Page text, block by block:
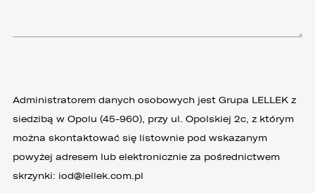
Administratorem danych osobowych jest Grupa LELLEK z
siedzibą w Opolu (45-960), przy ul. Opolskiej 2c, z którym
można skontaktować się listownie pod wskazanym
powyżej adresem lub elektronicznie za pośrednictwem
skrzynki: iod@lellek.com.pl